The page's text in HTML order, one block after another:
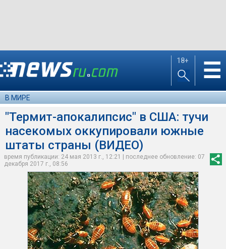
18+ ☰
В МИРЕ
"Термит-апокалипсис" в США: тучи
насекомых оккупировали южные
штаты страны (ВИДЕО)
время публикации: 24 мая 2013 г., 12:21 | последнее обновление: 07
декабря 2017 г., 08:56